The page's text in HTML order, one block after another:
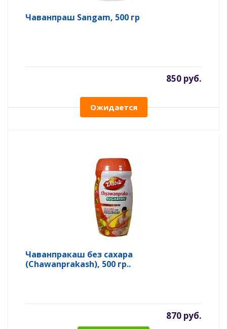
Чаванпраш Sangam, 500 гр
850 руб.
Ожидается
Чаванпракаш без сахара
(Chawanprakash), 500 гр..
870 руб.